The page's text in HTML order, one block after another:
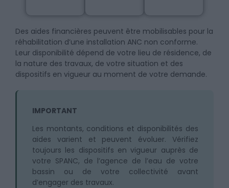
Des aides financières peuvent être mobilisables pour la
réhabilitation d’une installation ANC non conforme.
Leur disponibilité dépend de votre lieu de résidence, de
la nature des travaux, de votre situation et des
dispositifs en vigueur au moment de votre demande.
IMPORTANT
Les montants, conditions et disponibilités des
aides varient et peuvent évoluer. Vérifiez
toujours les dispositifs en vigueur auprès de
votre SPANC, de l’agence de l’eau de votre
bassin ou de votre collectivité avant
d’engager des travaux.